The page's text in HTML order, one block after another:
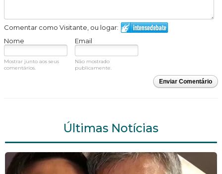
Comentar como Visitante, ou logar:
Nome
Email
Mostrar junto aos seus
comentários.
Não mostrado
publicamente.
Enviar Comentário
Últimas Notícias